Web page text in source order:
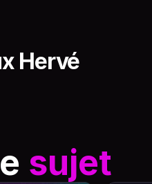
Hervé
sujet